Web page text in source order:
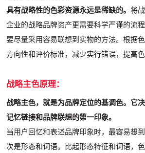
具有战略性的色彩资源永远是稀缺的。将
企业的战略品牌资产更需要科学严谨的流
要尽量采用容易联想到实物的方法。根据
方向性和评价标准，减少实行错误，提高色
战略主色原理：
战略主色，就是为品牌定位的基调色。它
记忆链接和品牌联想的第一印象。
当用户回忆和表述品牌印象时，最容易想
次是形态和词语。比起形态特征和词语，